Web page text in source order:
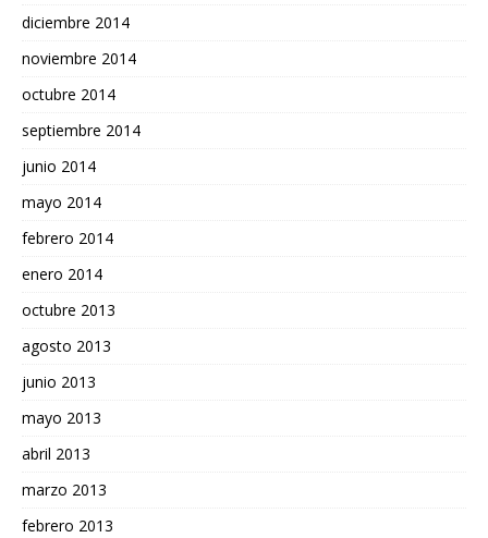
diciembre 2014
noviembre 2014
octubre 2014
septiembre 2014
junio 2014
mayo 2014
febrero 2014
enero 2014
octubre 2013
agosto 2013
junio 2013
mayo 2013
abril 2013
marzo 2013
febrero 2013